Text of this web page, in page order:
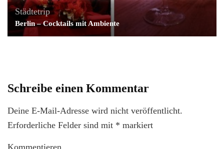
Städtetrip
Berlin – Cocktails mit Ambiente
Schreibe einen Kommentar
Deine E-Mail-Adresse wird nicht veröffentlicht.
Erforderliche Felder sind mit * markiert